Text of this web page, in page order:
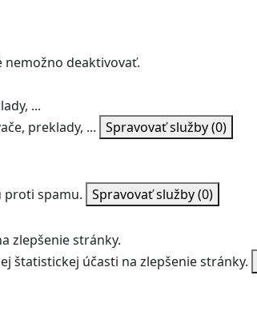
deaktivovať.
...
preklady, ... Spravovať služby(0)
proti spamu. Spravovať služby(0)
zlepšenie stránky.
štatistickej účasti na zlepšenie stránky.